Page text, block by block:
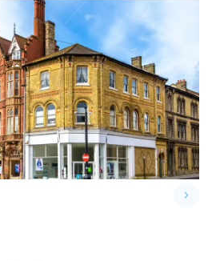
keyboard_arrow_right